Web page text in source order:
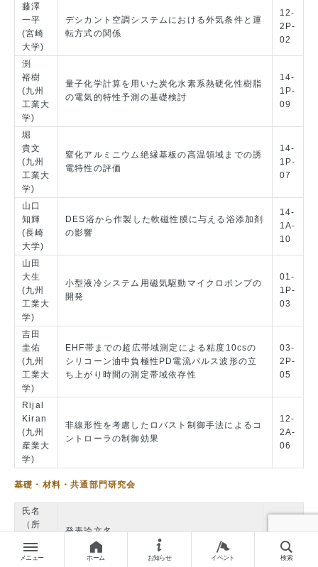
メニュー ホーム お知らせ イベント 検索
藤澤
一平
(宮崎
大学)
デシカント空調システムにおける外気条件と運
転方式の関係
12-
2P-
02
渕
裕樹
(九州
工業大
学)
量子化学計算を用いた炭化水素系熱硬化性樹脂
の電気的特性予測の基礎検討
14-
1P-
09
堀
貴文
(九州
工業大
学)
窒化アルミニウム絶縁基板の高温領域までの誘
電特性の評価
14-
1P-
07
山口
知輝
(長崎
大学)
DES浴から作製した軟磁性膜に与える浴添加剤
の影響
14-
1A-
10
山田
大生
(九州
工業大
学)
小型液冷システム用磁気駆動マイクロポンプの
開発
01-
1P-
03
吉田
圭佑
(九州
工業大
学)
EHF帯までの超広帯域測定による粘度10csの
シリコーン油中負極性PD電流パルス波形の立
ち上がり時間の測定帯域依存性
03-
2P-
05
Rijal
Kiran
(九州
産業大
学)
非線形性を考慮したロバスト制御手法によるコ
ントローラの制御効果
12-
2A-
06
基礎・材料・共通部門研究会
氏名
（所
時）
発表論文名